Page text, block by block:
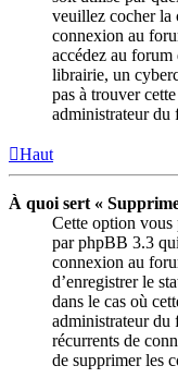
veuillez cocher la
connexion au
accédez au
librairie, un
pas à trouver
administrateur du
Haut
À quoi sert «
Cette option vous
par phpBB 3.3
connexion au
d’enregistrer le
dans le cas où
administrateur du
récurrents de
de supprimer les